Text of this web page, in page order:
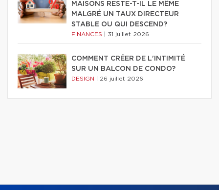
MAISONS RESTE-T-IL LE MÊME
MALGRÉ UN TAUX DIRECTEUR
STABLE OU QUI DESCEND?
FINANCES 31 juillet 2026
COMMENT CRÉER DE L'INTIMITÉ
SUR UN BALCON DE CONDO?
DESIGN 26 juillet 2026